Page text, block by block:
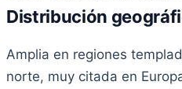
Distribución
Amplia en regiones
norte, muy citada en